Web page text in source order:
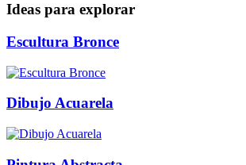
Ideas para explorar
Escultura Bronce
Dibujo Acuarela